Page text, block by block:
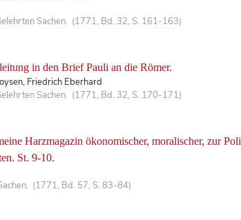
Sachen. (1771, Bd. 32, S. 161-163)
in den Brief Pauli an die Römer.
Friedrich Eberhard
Sachen. (1771, Bd. 32, S. 170-171)
Harzmagazin ökonomischer, moralischer, zur
St. 9-10.
(1771, Bd. 57, S. 83-84)